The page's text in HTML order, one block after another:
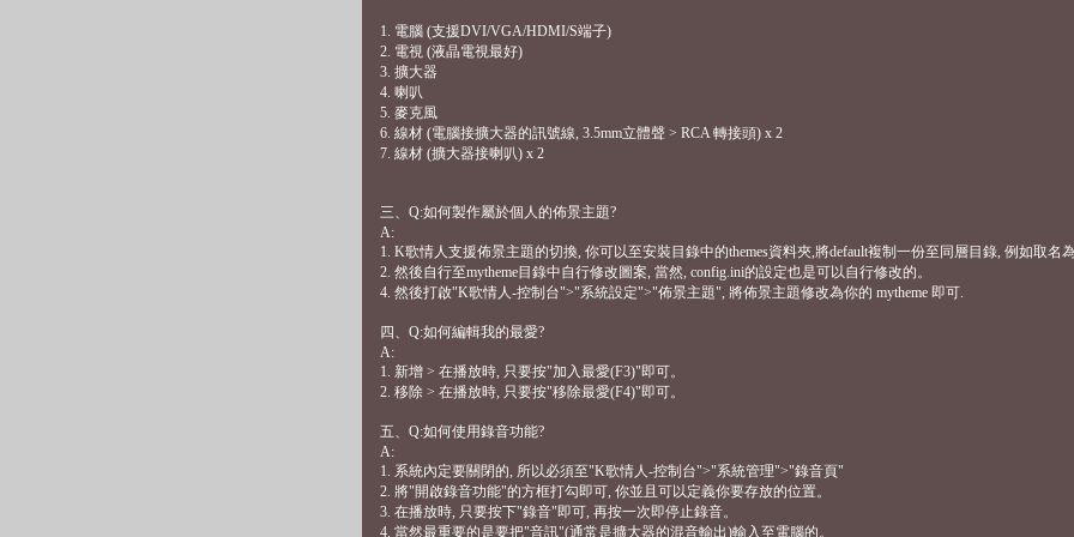
1. 電腦 (支援DVI/VGA/HDMI/S端子)
2. 電視 (液晶電視最好)
3. 擴大器
4. 喇叭
5. 麥克風
6. 線材 (電腦接擴大器的訊號線, 3.5mm立體聲 > RCA 轉接頭) x 2
7. 線材 (擴大器接喇叭) x 2
三、Q:如何製作屬於個人的佈景主題?
A:
1. K歌情人支援佈景主題的切換, 你可以至安裝目錄中的themes資料夾,將default複制一份至同層目錄, 例如取名
2. 然後自行至mytheme目錄中自行修改圖案, 當然, config.ini的設定也是可以自行修改的。
4. 然後打啟"K歌情人-控制台">"系統設定">"佈景主題", 將佈景主題修改為你的 mytheme 即可.
四、Q:如何編輯我的最愛?
A:
1. 新增 > 在播放時, 只要按"加入最愛(F3)"即可。
2. 移除 > 在播放時, 只要按"移除最愛(F4)"即可。
五、Q:如何使用錄音功能?
A:
1. 系統內定要關閉的, 所以必須至"K歌情人-控制台">"系統管理">"錄音頁"
2. 將"開啟錄音功能"的方框打勾即可, 你並且可以定義你要存放的位置。
3. 在播放時, 只要按下"錄音"即可, 再按一次即停止錄音。
4. 當然最重要的是要把"音訊"(通常是擴大器的混音輸出)輸入至電腦的。